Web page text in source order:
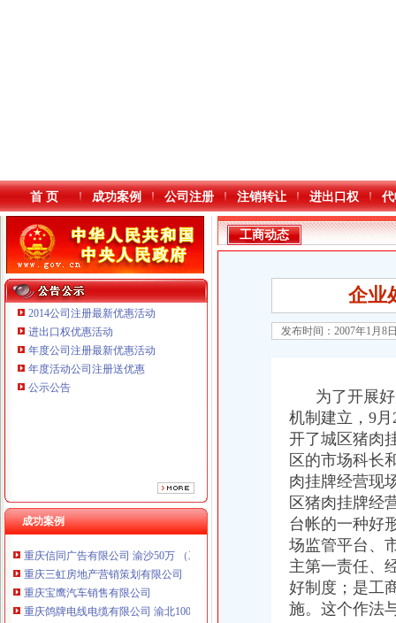
本站导航
首 页 成功案例 公司注册 注销转让 进出口权
2014公司注册最新优惠活动
进出口权优惠活动
年度公司注册最新优惠活动
年度活动公司注册送优惠
公示公告
成功案例
重庆鸽牌电线电缆有限公司 渝北10010万 (进出口权)
重庆傲志众达投资咨询有限责任公司 渝九1000万 （增资）
重庆星竣贸易有限责任公司 渝中100万 （进出口权）
重庆海谛升进出口贸易有限公司 渝北100万 （进出口权）
重庆奕欣锦诚商贸有限公司 渝九50万 （工商注册）
重庆三虹房地产营销策划有限公司
重庆宝鹰汽车销售有限公司
重庆鸽牌电线电缆有限公司 渝北10010万 (进出口权)
重庆傲志众达投资咨询有限责任公司 渝九1000万 （增资）
工商动态
企业
发布时间：2007年1月8
为了开展好
机制建立，9
开了城区猪肉
区的市场科长
肉挂牌经营现
区猪肉挂牌经
台帐的一种好
场监管平台、
主第一责任、
好制度；是工
施。这个作法